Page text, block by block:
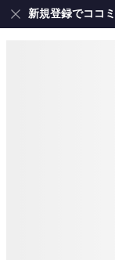
新規登録でココ